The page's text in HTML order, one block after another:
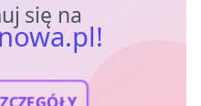
się na